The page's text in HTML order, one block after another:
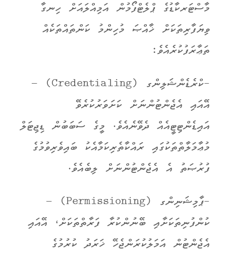
މާސްޓަރކާޑުގެ ޕްލެޓްފޯމުން އަމިއްލައަށް ހިނގާ
ވިޔަފާރިތަކަށް ޚާއްޞަ މުހިންމު ކަންތައްތަކެއް
ތަޢާރަފުކުރެއެވެ:
-ކްރެޑެންޝަލިންގ (Credentialing) –
އޭއައި އެޖެންޓުންނަށް ކަށަވަރުކުރެވޭ
އައިޑެންޓިޓީއެއް ދެވޭނެއެވެ. މީގެ ސަބަބުން ޑިޖިޓަލް
މުޢާމަލާތްތަކުގައި ރައްކާތެރިކަމާއެކު ބައިވެރިވުމުގެ
ފުރުޞަތު އެ އެޖެންޓުންނަށް ލިބެއެވެ.
-ޕާމިޝަނިންގ (Permissioning) –
ކުންފުނިތަކަށާއި ބޭނުންކުރާ ފަރާތްތަކަށް، އޭއައި
އެޖެންޓުން އަމަލުކުރަންޖެހޭ ޚަރަދު ކުރުމުގެ